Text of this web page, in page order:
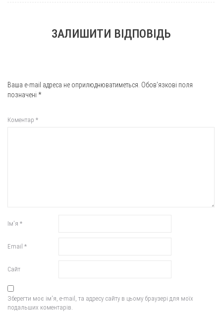
ЗАЛИШИТИ ВІДПОВІДЬ
Ваша e-mail адреса не оприлюднюватиметься. Обов’язкові поля
позначені *
Коментар *
Ім'я *
Email *
Сайт
Зберегти моє ім'я, e-mail, та адресу сайту в цьому браузері для моїх
подальших коментарів.